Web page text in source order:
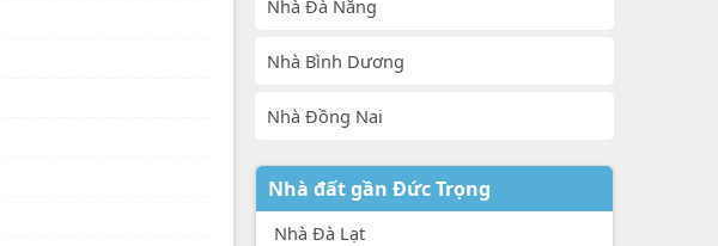
Nhà Đà Nẵng
Nhà Bình Dương
Nhà Đồng Nai
Nhà đất gần Đức Trọng
Nhà Đà Lạt